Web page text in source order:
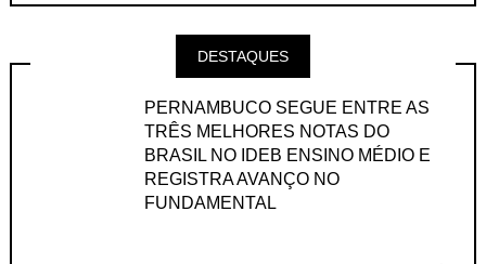
DESTAQUES
PERNAMBUCO SEGUE ENTRE AS
TRÊS MELHORES NOTAS DO
BRASIL NO IDEB ENSINO MÉDIO E
REGISTRA AVANÇO NO
FUNDAMENTAL